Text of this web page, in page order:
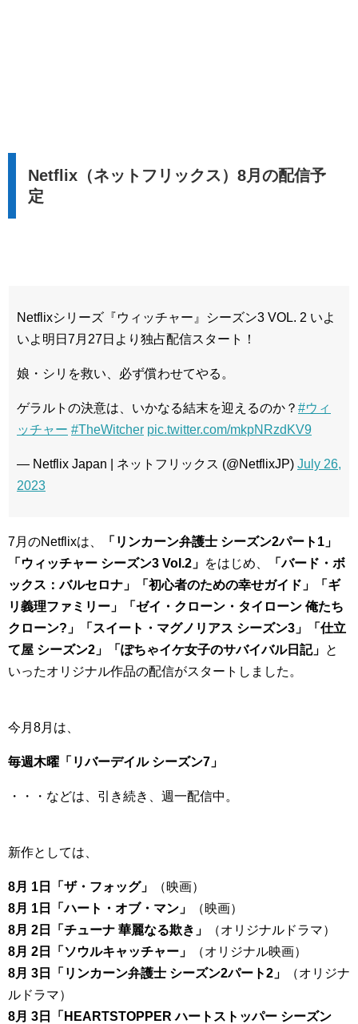
Netflix（ネットフリックス）8月の配信予
定
Netflixシリーズ『ウィッチャー』シーズン3 VOL. 2 いよ
いよ明日7月27日より独占配信スタート！
娘・シリを救い、必ず償わせてやる。
ゲラルトの決意は、いかなる結末を迎えるのか？ #ウィ
ッチャー #TheWitcher pic.twitter.com/mkpNRzdKV9
— Netflix Japan | ネットフリックス (@NetflixJP) July 26,
2023
7月のNetflixは、
「リンカーン弁護士 シーズン2パート1」
「ウィッチャー シーズン3 Vol.2」 をはじめ、
「バード・ボ
ックス：バルセロナ」「初心者のための幸せガイド」「ギ
リ義理ファミリー」「ゼイ・クローン・タイローン 俺たち
クローン?」「スイート・マグノリアス シーズン3」「仕立
て屋 シーズン2」「ぽちゃイケ女子のサバイバル日記」 と
いったオリジナル作品の配信がスタートしました。
今月8月は、
毎週木曜「リバーデイル シーズン7」
・・・などは、引き続き、週一配信中。
新作としては、
8月 1日「ザ・フォッグ」
（映画）
8月 1日「ハート・オブ・マン」
（映画）
8月 2日「チューナ 華麗なる欺き」
（オリジナルドラマ）
8月 2日「ソウルキャッチャー」
（オリジナル映画）
8月 3日「リンカーン弁護士 シーズン2パート2」
（オリジナ
ルドラマ）
8月 3日「HEARTSTOPPER ハートストッパー シーズン